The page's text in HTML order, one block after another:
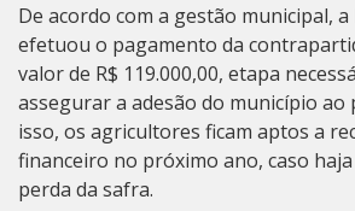
De acordo com a gestão municipal,
efetuou o pagamento da
valor de R$ 119.000,00, etapa
assegurar a adesão do município ao
isso, os agricultores ficam aptos a
financeiro no próximo ano, caso
perda da safra.